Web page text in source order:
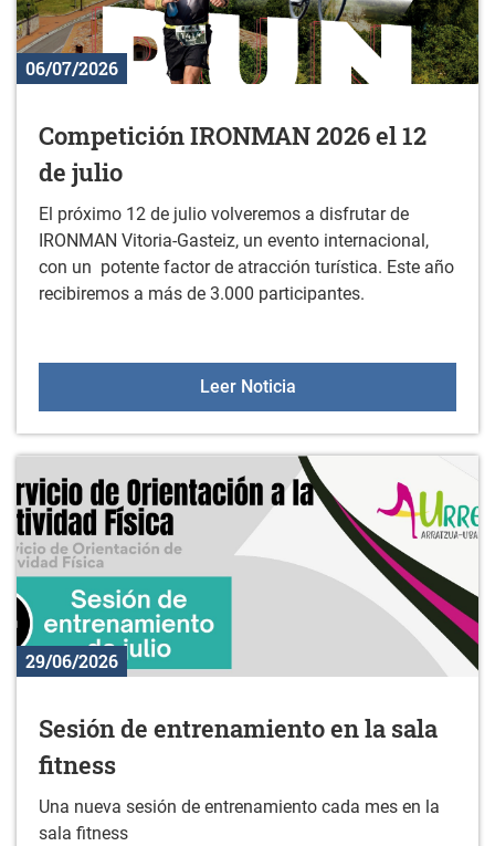
06/07/2026
Competición IRONMAN 2026 el 12
de julio
El próximo 12 de julio volveremos a disfrutar de
IRONMAN Vitoria-Gasteiz, un evento internacional,
con un potente factor de atracción turística. Este año
recibiremos a más de 3.000 participantes.
Leer NoticiaCompetición IRONMAN
29/06/2026
Sesión de entrenamiento en la sala
fitness
Una nueva sesión de entrenamiento cada mes en la
sala fitness